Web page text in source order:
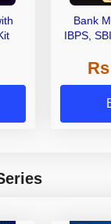
Bank
IBPS,
Other